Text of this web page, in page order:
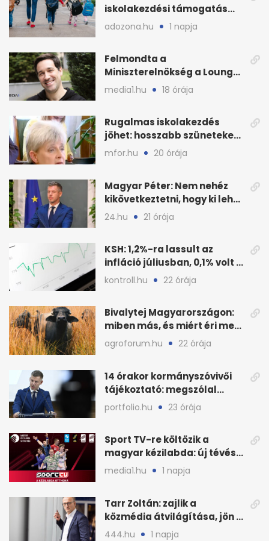
iskolakezdési támogatás
2026 őszén: adózás,
munkáltatói plusz
adozona.hu 1 napja
Felmondta a
Miniszterelnökség a Lounge
Event keretszerződését
media1.hu 18 órája
Rugalmas iskolakezdés
jöhet: hosszabb szüneteket
javasolnak szeptembertől
mfor.hu 20 órája
Magyar Péter: Nem nehéz
kikövetkeztetni, hogy ki lehet
a három jelölt
24.hu 21 órája
KSH: 1,2%-ra lassult az
infláció júliusban, 0,1% volt a
havi áresés
kontroll.hu 22 órája
Bivalytej Magyarországon:
miben más, és miért éri meg
feldolgozni?
agroforum.hu 22 órája
14 órakor kormányszóvivői
tájékoztató: megszólal
Magyar Péter is
portfolio.hu 23 órája
Sport TV-re költözik a
magyar kézilabda: új tévés
megállapodás
media1.hu 1 napja
Tarr Zoltán: zajlik a
közmédia átvilágítása, jön a
nyilvános véleményezés
444.hu 1 napja